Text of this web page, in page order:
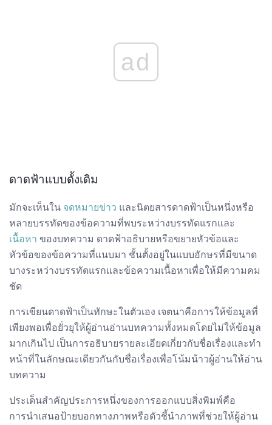
ad
ดาดฟ้าแบบดั้งเดิม
มักจะเห็นใน จดหมายข่าว และนิตยสารดาดฟ้าเป็นหนึ่งหรือ
หลายบรรทัดของข้อความที่พบระหว่างบรรทัดแรกและ
เนื้อหา ของบทความ ดาดฟ้าอธิบายหรือขยายหัวข้อและ
หัวข้อของข้อความที่แนบมา ชั้นตั้งอยู่ในแบบอักษรที่มีขนาด
บางระหว่างบรรทัดแรกและข้อความเนื้อหาเพื่อให้มีความคม
ชัด
การเขียนดาดฟ้าเป็นทักษะในตัวเอง เจตนาคือการให้ข้อมูลที่
เพียงพอเพื่อยั่วยุให้ผู้อ่านอ่านบทความทั้งหมดโดยไม่ให้ข้อมูล
มากเกินไป เป็นการอธิบายรายละเอียดเกี่ยวกับชื่อเรื่องและทำ
หน้าที่ในลักษณะเดียวกันกับชื่อเรื่องเพื่อโน้มน้าวผู้อ่านให้อ่าน
บทความ
ประเด็นสำคัญประการหนึ่งของการออกแบบสิ่งพิมพ์คือ
การนำเสนอป้ายบอกทางภาพหรือตัวชี้นำภาพที่ช่วยให้ผู้อ่าน